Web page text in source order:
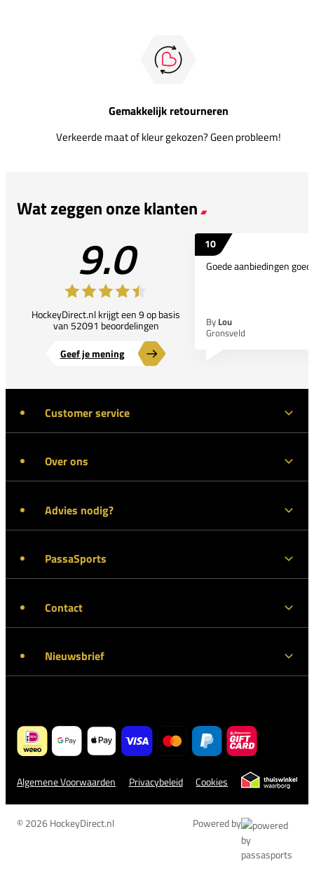
Gemakkelijk retourneren
Verkeerde maat of kleur gekozen? Geen probleem!
Wat zeggen onze klanten
9.0
HockeyDirect.nl krijgt een 9 op basis
van 52091 beoordelingen
Geef je mening
10
Goede aanbiedingen
By Lou
Gronsveld
Customer service
Over ons
Advies nodig?
PassaSports
Contact
Nieuwsbrief
Algemene Voorwaarden Privacybeleid Cookies
© 2026 HockeyDirect.nl Powered by